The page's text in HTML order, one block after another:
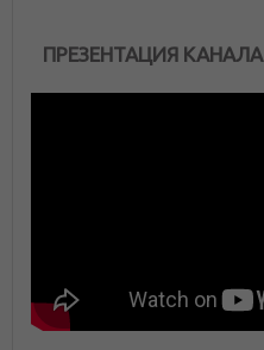
ПРЕЗЕНТАЦИЯ КАНАЛА